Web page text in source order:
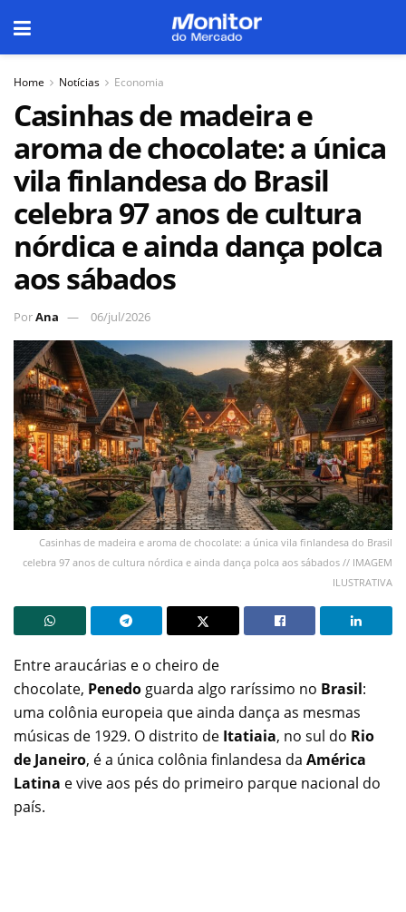
Home Notícias Economia
Casinhas de madeira e
aroma de chocolate: a única
vila finlandesa do Brasil
celebra 97 anos de cultura
nórdica e ainda dança polca
aos sábados
PorAna 06/jul/2026
Casinhas de madeira e aroma de chocolate: a única vila finlandesa do Brasil
celebra 97 anos de cultura nórdica e ainda dança polca aos sábados // IMAGEM
ILUSTRATIVA
Entre araucárias e o cheiro de
chocolate, Penedo guarda algo raríssimo no Brasil:
uma colônia europeia que ainda dança as mesmas
músicas de 1929. O distrito de Itatiaia, no sul do Rio
de Janeiro, é a única colônia finlandesa da América
Latina e vive aos pés do primeiro parque nacional do
país.